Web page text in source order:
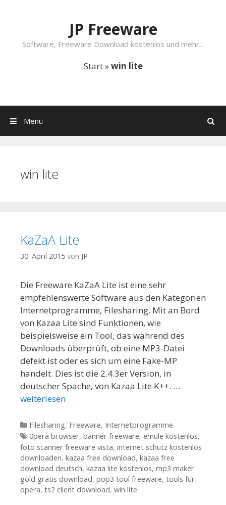
JP Freeware
Software, Freeware Download kostenlos und mehr...
Start»win lite
Suchen
Menü
win lite
KaZaA Lite
30. April 2015 von JP
Die Freeware KaZaA Lite ist eine sehr
empfehlenswerte Software aus den Kategorien
Internetprogramme, Filesharing. Mit an Bord
von Kazaa Lite sind Funktionen, wie
beispielsweise ein Tool, das während des
Downloads überprüft, ob eine MP3-Datei
defekt ist oder es sich um eine Fake-MP
handelt. Dies ist die 2.4.3er Version, in
deutscher Spache, von Kazaa Lite K++. …
weiterlesen
Kategorien
Filesharing, Freeware, Internetprogramme
Tags
0pera browser, banner freeware, emule kostenlos,
foto scanner freeware vista, internet schutz kostenlos
downloaden, kazaa free download, kazaa free
download deutsch, kazaa lite kostenlos, mp3 maker
gold gratis download, pop3 tool freeware, tools für
opera, ts2 client download, win lite